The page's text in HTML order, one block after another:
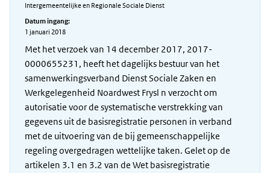
Intergemeentelijke en Regionale Sociale Dienst
Datum ingang:
1 januari 2018
Met het verzoek van 14 december 2017, 2017-
0000655231, heeft het dagelijks bestuur van het
samenwerkingsverband Dienst Sociale Zaken en
Werkgelegenheid Noardwest Frysl n verzocht om
autorisatie voor de systematische verstrekking van
gegevens uit de basisregistratie personen in verband
met de uitvoering van de bij gemeenschappelijke
regeling overgedragen wettelijke taken. Gelet op de
artikelen 3.1 en 3.2 van de Wet basisregistratie